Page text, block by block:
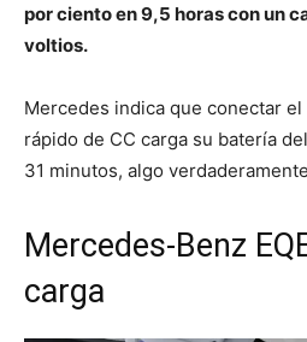
por ciento en 9,5 horas con un
voltios.
Mercedes indica que conectar el
rápido de CC carga su batería
31 minutos, algo
Mercedes-Benz
carga